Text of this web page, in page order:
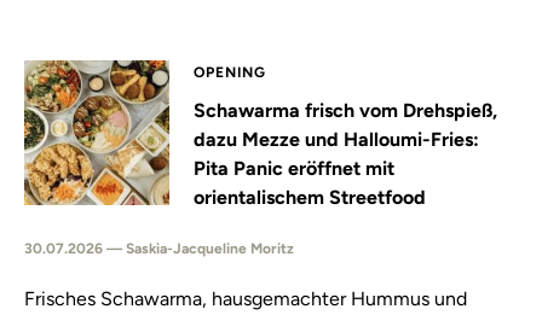
OPENING
Schawarma frisch vom Drehspieß,
dazu Mezze und Halloumi-Fries:
Pita Panic eröffnet mit
orientalischem Streetfood
30.07.2026 — Saskia-Jacqueline Moritz
Frisches Schawarma, hausgemachter Hummus und